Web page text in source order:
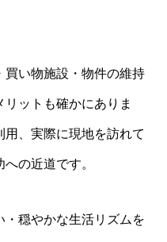
買い物施設・物件の維持
ットも確かにありま
、実際に現地を訪れて
の近道です。
・穏やかな生活リズムを